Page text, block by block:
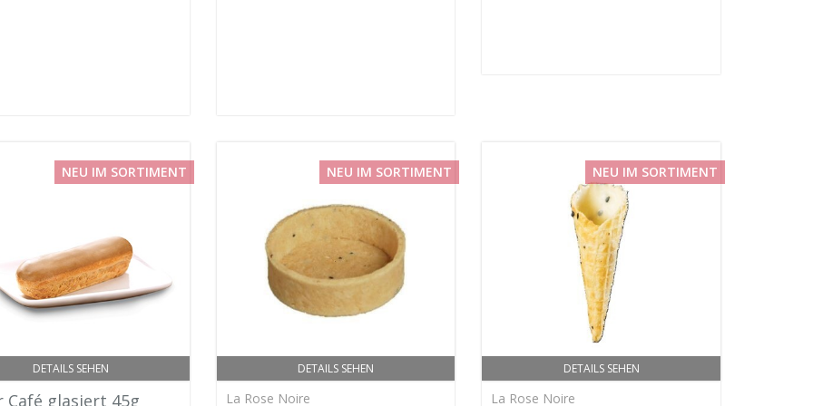
DETAILS SEHEN
NEU IM SORTIMENT
Café glasiert 45g
DETAILS SEHEN
NEU IM SORTIMENT
La Rose Noire
DETAILS SEHEN
NEU IM SORTIMENT
La Rose Noire